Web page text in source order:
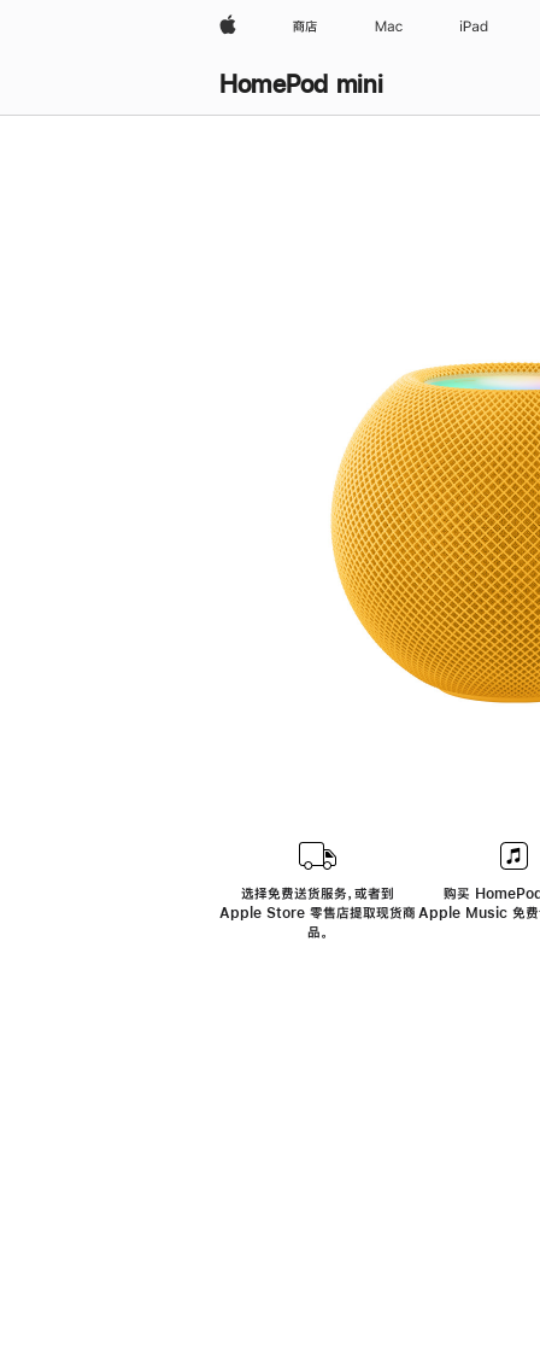
Apple 商店 Mac iPad
HomePod mini
选择免费送货服务，或者到
Apple Store 零售店提取现货商
品。
购买
Apple Music 免费